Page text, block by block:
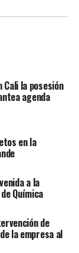
la posesión
agenda
en la
a la
Química
de
la empresa al